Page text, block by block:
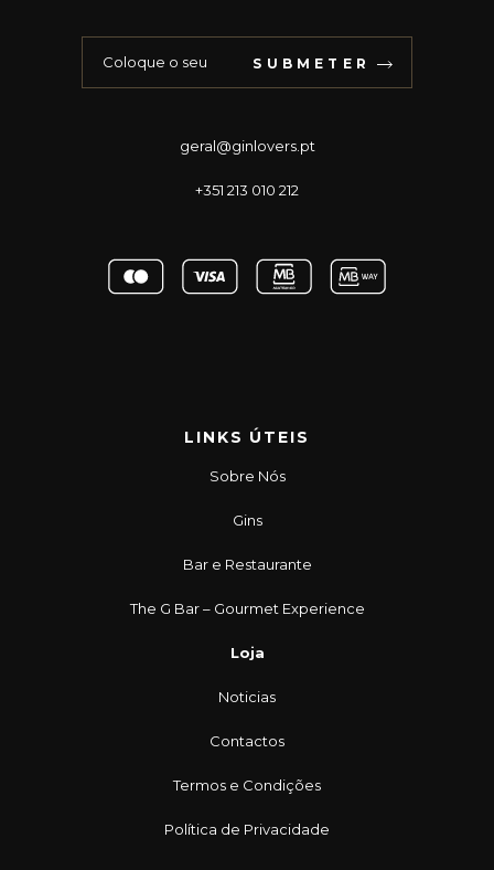
SUBMETER
geral@ginlovers.pt
+351 213 010 212
LINKS ÚTEIS
Sobre Nós
Gins
Bar e Restaurante
The G Bar – Gourmet Experience
Loja
Noticias
Contactos
Termos e Condições
Política de Privacidade